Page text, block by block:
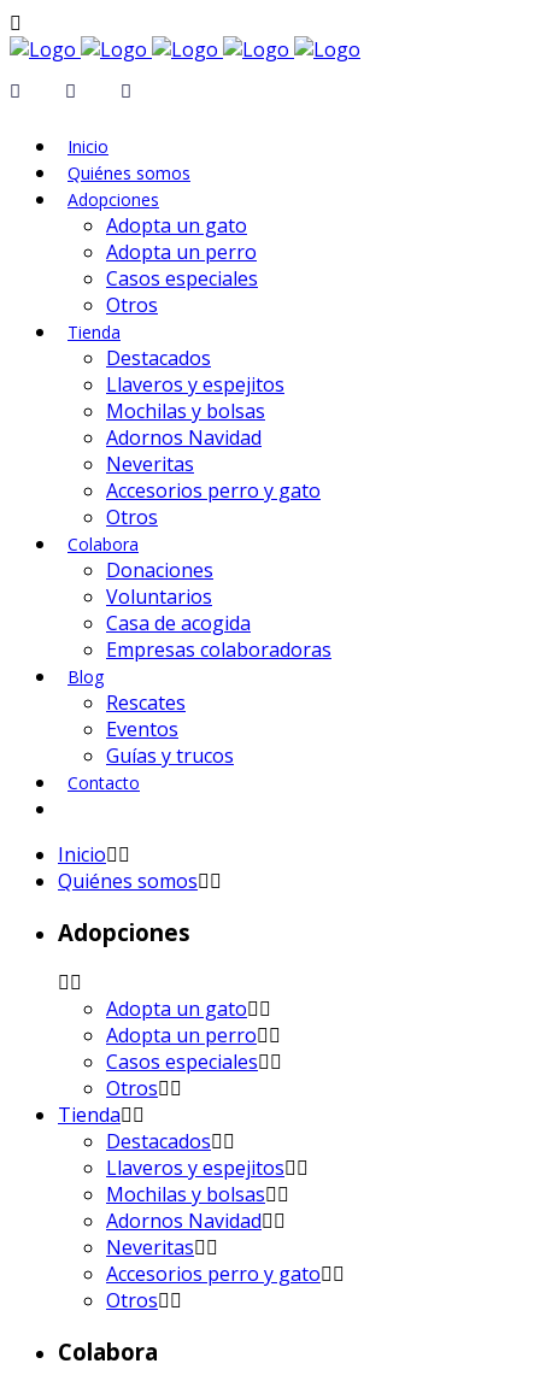
Inicio
Quiénes somos
Adopciones
Adopta un gato
Adopta un perro
Casos especiales
Otros
Tienda
Destacados
Llaveros y espejitos
Mochilas y bolsas
Adornos Navidad
Neveritas
Accesorios perro y gato
Otros
Colabora
Donaciones
Voluntarios
Casa de acogida
Empresas colaboradoras
Blog
Rescates
Eventos
Guías y trucos
Contacto
Inicio
Quiénes somos
Adopciones
Adopta un gato
Adopta un perro
Casos especiales
Otros
Tienda
Destacados
Llaveros y espejitos
Mochilas y bolsas
Adornos Navidad
Neveritas
Accesorios perro y gato
Otros
Colabora